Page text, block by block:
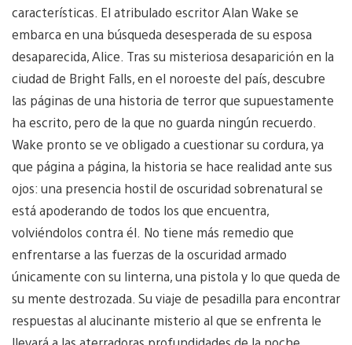
características. El atribulado escritor Alan Wake se
embarca en una búsqueda desesperada de su esposa
desaparecida, Alice. Tras su misteriosa desaparición en la
ciudad de Bright Falls, en el noroeste del país, descubre
las páginas de una historia de terror que supuestamente
ha escrito, pero de la que no guarda ningún recuerdo.
Wake pronto se ve obligado a cuestionar su cordura, ya
que página a página, la historia se hace realidad ante sus
ojos: una presencia hostil de oscuridad sobrenatural se
está apoderando de todos los que encuentra,
volviéndolos contra él. No tiene más remedio que
enfrentarse a las fuerzas de la oscuridad armado
únicamente con su linterna, una pistola y lo que queda de
su mente destrozada. Su viaje de pesadilla para encontrar
respuestas al alucinante misterio al que se enfrenta le